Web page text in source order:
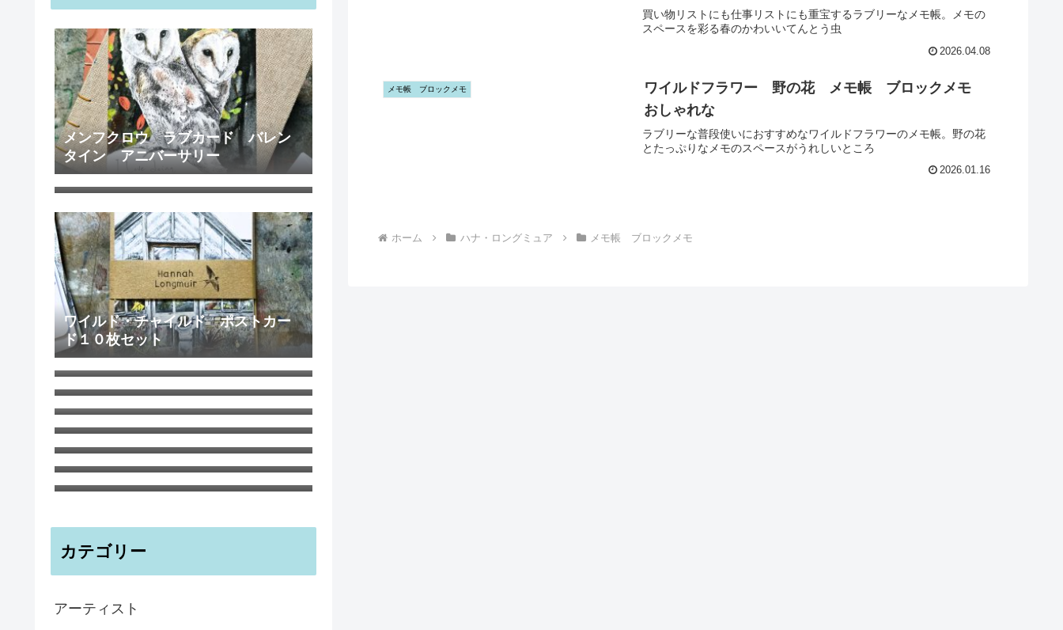
買い物リストにも仕事リストにも重宝するラブリーなメモ帳。メモの
スペースを彩る春のかわいいてんとう虫
2026.04.08
メモ帳 ブロックメモ
ワイルドフラワー 野の花 メモ帳 ブロックメモ
おしゃれな
ラブリーな普段使いにおすすめなワイルドフラワーのメモ帳。野の花
とたっぷりなメモのスペースがうれしいところ
2026.01.16
ホーム ハナ・ロングミュア メモ帳 ブロックメモ
メンフクロウ ラブカード バレン
タイン アニバーサリー
宇宙のような無限のすばらしきかな
幸せ ノートブック A5
ワイルド・チャイルド ポストカー
ド１０枚セット
白ひつじ マグカップ
サマー・ツリー スコットランドの
夏の風景
8月 厳しい暑さが続いています
６月のガーデンでの生命と死 ハナ
さんのブログ
イギリス海峡のチャンネル諸島のひ
とつ、ガンジー島の海のブルー イ
ンテリアボウル
ビアマグ 350ml 鉄さび釉 イギリ
ス 陶器
子どもにもおすすめ！ ガーデンの
ノートブックA6 ティリー島の海と
森 ハナさんより
カテゴリー
アーティスト